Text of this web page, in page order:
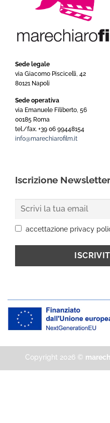
Sede legale
via Giacomo Piscicelli, 42
80121 Napoli
Sede operativa
via Emanuele Filiberto, 56
00185 Roma
tel./fax. +39 06 99448154
info@marechiarofilm.it
Iscrizione Newsletter
accettazione privacy
Copyright 2026 ©